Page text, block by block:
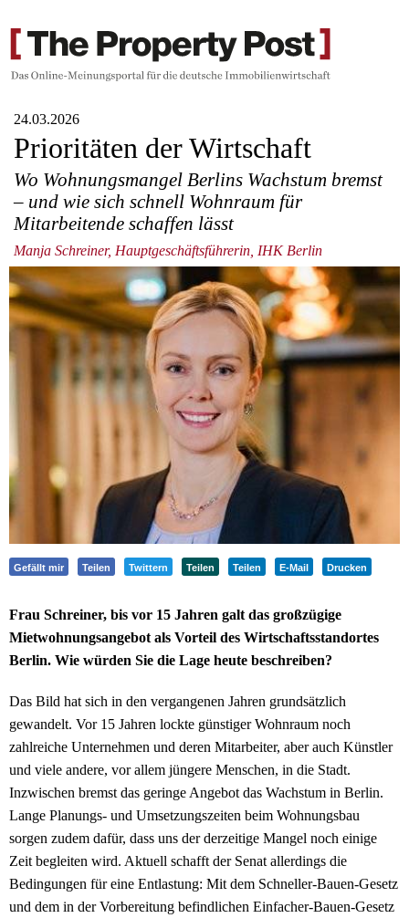
24.03.2026
Prioritäten der Wirtschaft
Wo Wohnungsmangel Berlins Wachstum bremst
– und wie sich schnell Wohnraum für
Mitarbeitende schaffen lässt
Manja Schreiner, Hauptgeschäftsführerin, IHK Berlin
Gefällt mir Teilen Twittern Teilen Teilen E-Mail Drucken
Frau Schreiner, bis vor 15 Jahren galt das großzügige
Mietwohnungsangebot als Vorteil des Wirtschaftsstandortes
Berlin. Wie würden Sie die Lage heute beschreiben?
Das Bild hat sich in den vergangenen Jahren grundsätzlich
gewandelt. Vor 15 Jahren lockte günstiger Wohnraum noch
zahlreiche Unternehmen und deren Mitarbeiter, aber auch Künstler
und viele andere, vor allem jüngere Menschen, in die Stadt.
Inzwischen bremst das geringe Angebot das Wachstum in Berlin.
Lange Planungs- und Umsetzungszeiten beim Wohnungsbau
sorgen zudem dafür, dass uns der derzeitige Mangel noch einige
Zeit begleiten wird. Aktuell schafft der Senat allerdings die
Bedingungen für eine Entlastung: Mit dem Schneller-Bauen-Gesetz
und dem in der Vorbereitung befindlichen Einfacher-Bauen-Gesetz